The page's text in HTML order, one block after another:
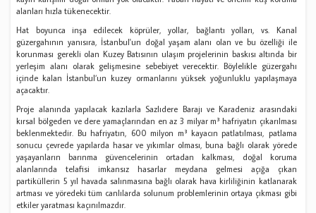
alanları hızla tükenecektir.
Hat boyunca inşa edilecek köprüler, yollar, bağlantı yolları, vs. Kanal
güzergahının yanısıra, İstanbul'un doğal yaşam alanı olan ve bu özelliği ile
korunması gerekli olan Kuzey Batısının ulaşım projelerinin baskısı altında bir
yerleşim alanı olarak gelişmesine sebebiyet verecektir. Böylelikle güzergahı
içinde kalan İstanbul’un kuzey ormanlarını yüksek yoğunluklu yapılaşmaya
açacaktır.
Proje alanında yapılacak kazılarla Sazlıdere Barajı ve Karadeniz arasındaki
kırsal bölgeden ve dere yamaçlarından en az 3 milyar m³ hafriyatın çıkarılması
beklenmektedir. Bu hafriyatın, 600 milyon m³ kayacın patlatılması, patlama
sonucu çevrede yapılarda hasar ve yıkımlar olması, buna bağlı olarak yörede
yaşayanların barınma güvencelerinin ortadan kalkması, doğal koruma
alanlarında telafisi imkansız hasarlar meydana gelmesi açığa çıkan
partiküllerin 5 yıl havada salınmasına bağlı olarak hava kirliliğinin katlanarak
artması ve yöredeki tüm canlılarda solunum problemlerinin ortaya çıkması gibi
etkiler yaratması kaçınılmazdır.